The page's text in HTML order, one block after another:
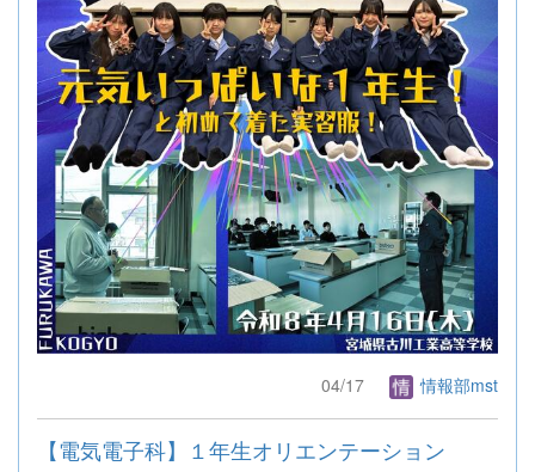
04/17 情報部mst
【電気電子科】１年生オリエンテーション